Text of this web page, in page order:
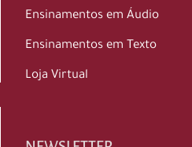
Ensinamentos em Áudio
Ensinamentos em Texto
Loja Virtual